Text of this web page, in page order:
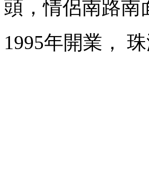
頭，情侶南路南
1995年開業，